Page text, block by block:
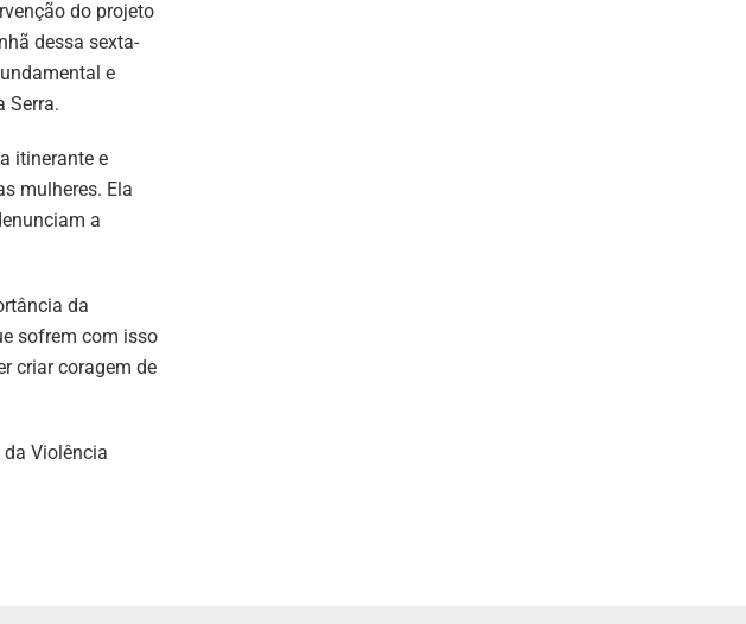
do projeto
dessa sexta-
e
Serra.
itinerante e
mulheres. Ela
a
da
sofrem com isso
criar coragem de
Violência